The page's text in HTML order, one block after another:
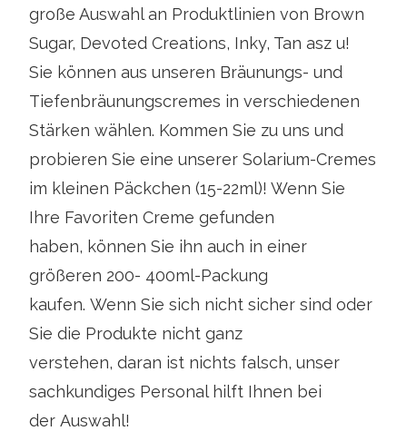
große Auswahl an Produktlinienvon Brown
Sugar, Devoted Creations, Inky, Tan asz u!
Sie können ausunseren Bräunungs- und
Tiefenbräunungscremes in verschiedenen
Stärkenwählen. Kommen Sie zu uns und
probieren Sie eine unserer Solarium-Cremes
im kleinen Päckchen (15-22ml)! Wenn Sie
Ihre Favoriten Creme gefunden
haben, können Sie ihn auch in einer
größeren 200- 400ml-Packung
kaufen. Wenn Sie sich nicht sicher sind oder
Sie die Produkte nicht ganz
verstehen, daran ist nichts falsch, unser
sachkundiges Personal hilft Ihnen bei
der Auswahl!